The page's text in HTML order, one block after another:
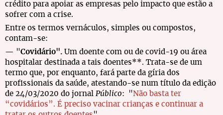
crédito para apoiar as empresas pelo impacto que estão a
sofrer com a crise.
Entre os termos vernáculos, simples ou compostos,
contam-se:
— "Covidário". Um doente com ou de covid-19 ou área
hospitalar destinada a tais doentes**. Trata-se de um
termo que, por enquanto, fará parte da gíria dos
profissionais da saúde, atestando-se num título da edição
de 24/03/2020 do jornal Público: "Não basta ter
“covidários”. É preciso vacinar crianças e continuar a